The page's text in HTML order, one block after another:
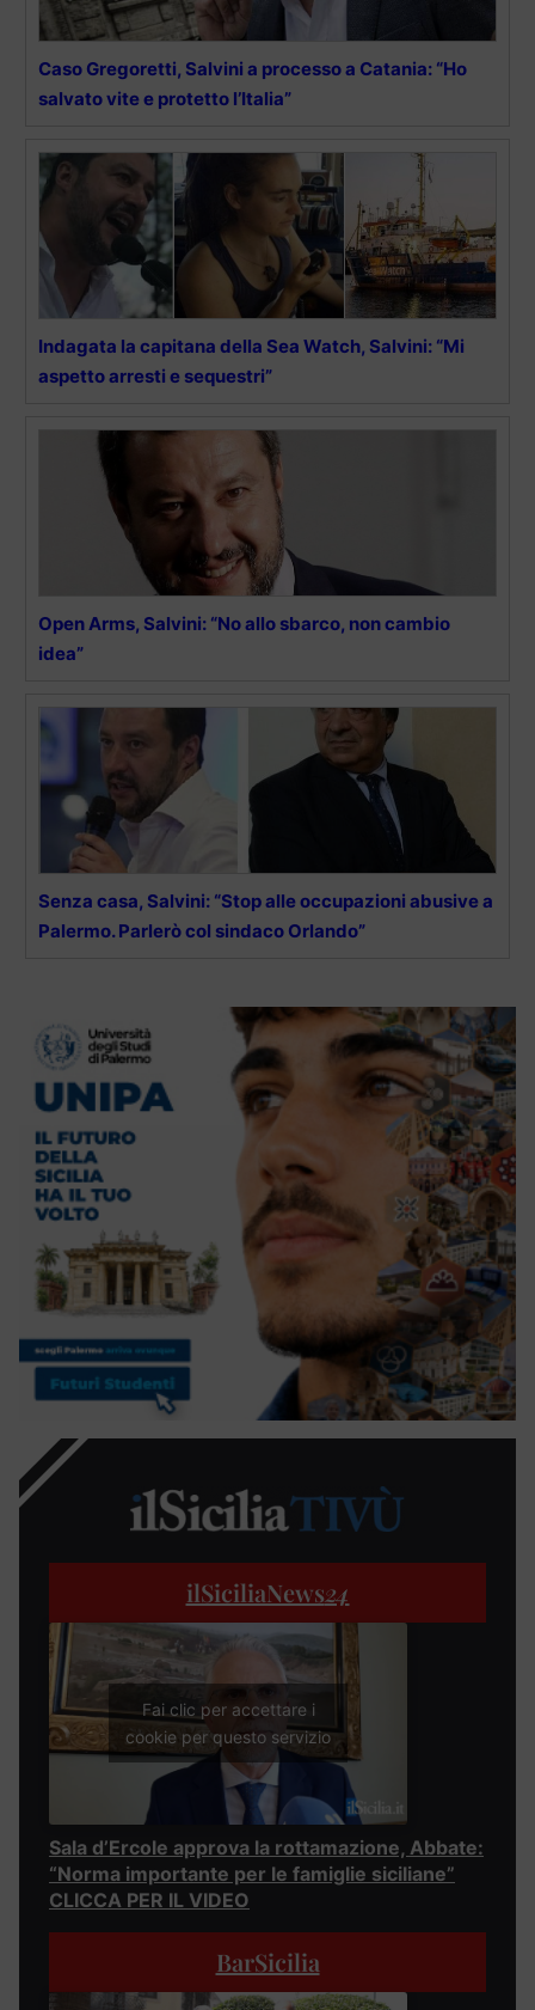
Caso Gregoretti, Salvini a processo a Catania: “Ho
salvato vite e protetto l’Italia”
Indagata la capitana della Sea Watch, Salvini: “Mi
aspetto arresti e sequestri”
Open Arms, Salvini: “No allo sbarco, non cambio
idea”
Senza casa, Salvini: “Stop alle occupazioni abusive a
Palermo. Parlerò col sindaco Orlando”
ilSiciliaNews24
Fai clic per accettare i
cookie per questo servizio
Sala d’Ercole approva la rottamazione, Abbate:
“Norma importante per le famiglie siciliane”
CLICCA PER IL VIDEO
BarSicilia